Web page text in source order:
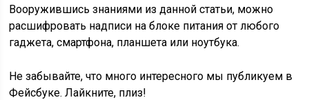
Вооружившись знаниями из данной статьи, можно
расшифровать надписи на блоке питания от любого
гаджета, смартфона, планшета или ноутбука.
Не забывайте, что много интересного мы публикуем в
Фейсбуке. Лайкните, плиз!